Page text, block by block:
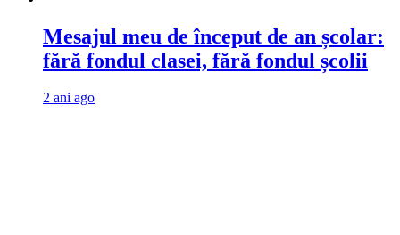
Mesajul meu de început de an școlar:
fără fondul clasei, fără fondul școlii
2 ani ago